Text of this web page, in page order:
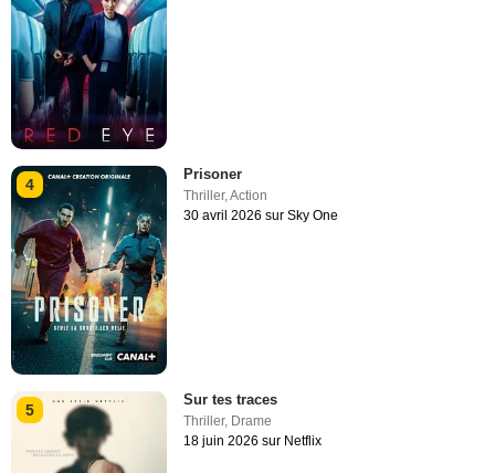
4
Prisoner
Thriller,Action
30 avril 2026 sur Sky One
5
Sur tes traces
Thriller, Drame
18 juin 2026 sur Netflix